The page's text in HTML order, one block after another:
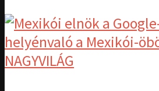
NAGYVILÁG